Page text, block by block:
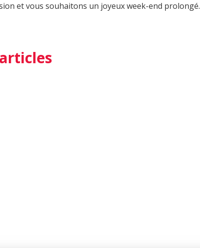
et vous souhaitons un joyeux week-end prolongé.